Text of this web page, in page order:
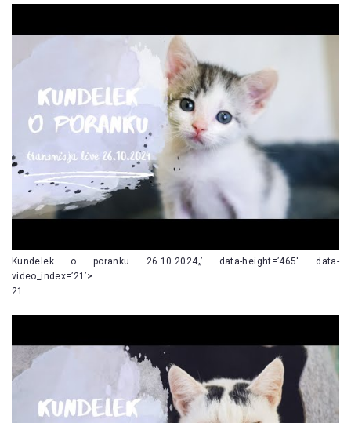
Kundelek o poranku 26.10.2024„’ data-height=’465′ data-
video_index=’21’>
21